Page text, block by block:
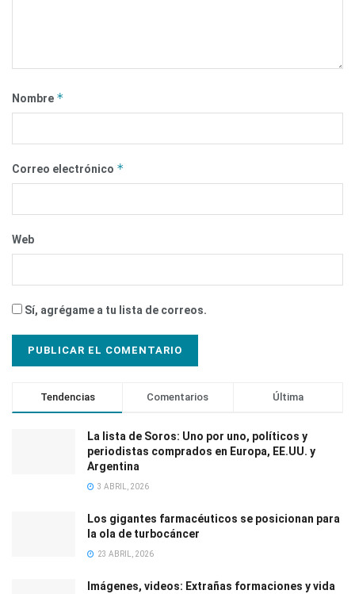
Nombre *
Correo electrónico *
Web
Sí, agrégame a tu lista de correos.
Tendencias Comentarios Última
La lista de Soros: Uno por uno, políticos y
periodistas comprados en Europa, EE.UU. y
Argentina
3 ABRIL, 2026
Los gigantes farmacéuticos se posicionan para
la ola de turbocáncer
23 ABRIL, 2026
Imágenes, videos: Extrañas formaciones y vida